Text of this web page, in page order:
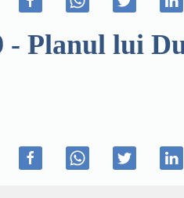
- Planul lui